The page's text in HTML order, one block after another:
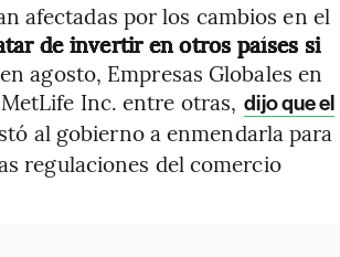
afectadas por los cambios en el
de invertir en otros países si
agosto, Empresas Globales en
Inc. entre otras, dijo que el
al gobierno a enmendarla para
regulaciones del comercio